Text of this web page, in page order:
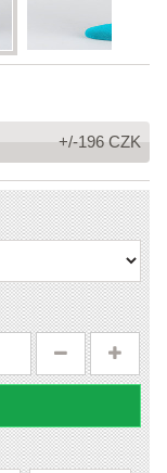
+/-196 CZK